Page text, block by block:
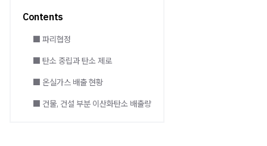
Contents
⬛ 파리협정
⬛ 탄소 중립과 탄소 제로
⬛ 온실가스 배출 현황
⬛ 건물, 건설 부분 이산화탄소 배출량